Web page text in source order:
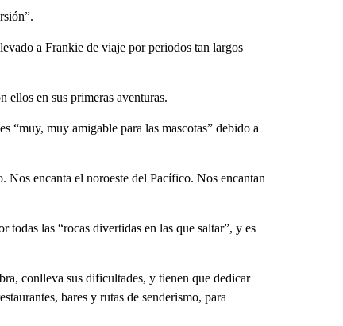
a Frankie de viaje por periodos tan largos
ellos en sus primeras aventuras.
“muy, muy amigable para las mascotas” debido a
Nos encanta el noroeste del Pacífico. Nos encantan
todas las “rocas divertidas en las que saltar”, y es
conlleva sus dificultades, y tienen que dedicar
bares y rutas de senderismo, para